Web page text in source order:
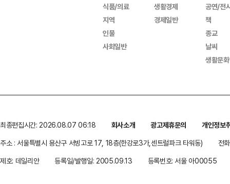
식품/의료
지역
인물
사회일반
생활경제
경제일반
공연/전
책
종교
날씨
생활문
최종편집시간: 2026.08.07 06:18 회사소개 광고제휴문의
개인정보
주소 : 서울특별시 용산구 서빙고로 17, 18층(한강로3가,센트럴파크 타워동)
전
제호: 데일리안
등록일/발행일: 2005.09.13 등록번호: 서울 아00055